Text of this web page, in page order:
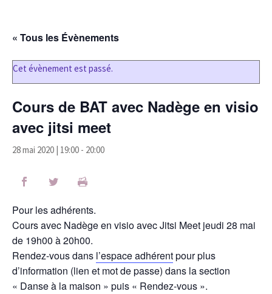
« Tous les Évènements
Cet évènement est passé.
Cours de BAT avec Nadège en visio
avec jitsi meet
28 mai 2020 | 19:00 - 20:00
Pour les adhérents.
Cours avec Nadège en visio avec Jitsi Meet jeudi 28 mai
de 19h00 à 20h00.
Rendez-vous dans l’espace adhérentpour plus
d’information (lien et mot de passe) dans la section
« Danse à la maison » puis « Rendez-vous ».